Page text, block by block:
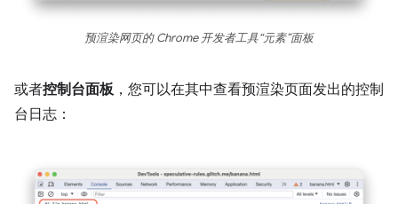
预渲染网页的 Chrome 开发者工具“元素”面板
或者控制台面板，您可以在其中查看预渲染页面发出的控制
台日志：